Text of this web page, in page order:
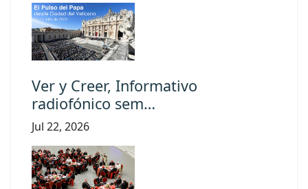
Ver y Creer, Informativo
radiofónico sem…
Jul 22, 2026